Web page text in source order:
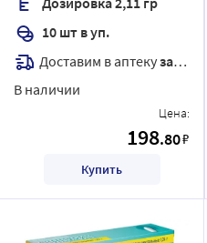
10 шт в уп.
Доставим в аптекузавтра
В наличии
Цена:
198.80₽
Купить